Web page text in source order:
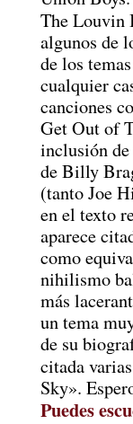
The Louvin
algunos de
de los
cualquier
canciones
Get Out of
inclusión
de Billy
(tanto Joe
en el texto
aparece
como
nihilismo
más
un tema
de su
citada
Sky».
Puedes